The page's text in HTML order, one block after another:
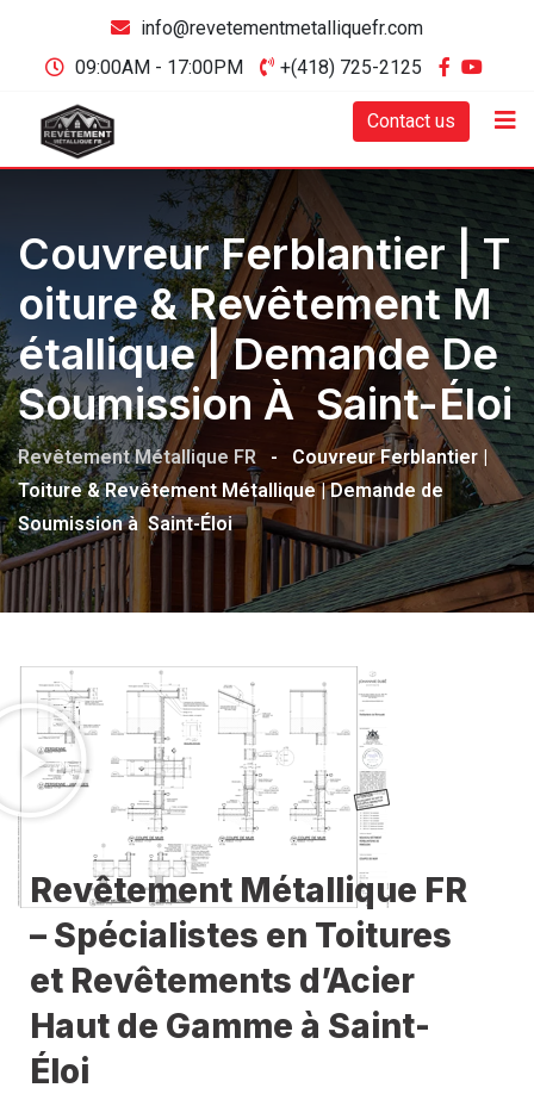
info@revetementmetalliquefr.com
09:00AM - 17:00PM
+(418) 725-2125
Contact us
Couvreur Ferblantier | T
Oiture & Revêtement M
Étallique | Demande De
Soumission À Saint-Éloi
Revêtement Métallique FR -
Couvreur Ferblantier |
Toiture & Revêtement Métallique | Demande de
Soumission à Saint-Éloi
Revêtement Métallique FR
– Spécialistes en Toitures
et Revêtements d’Acier
Haut de Gamme à Saint-
Éloi